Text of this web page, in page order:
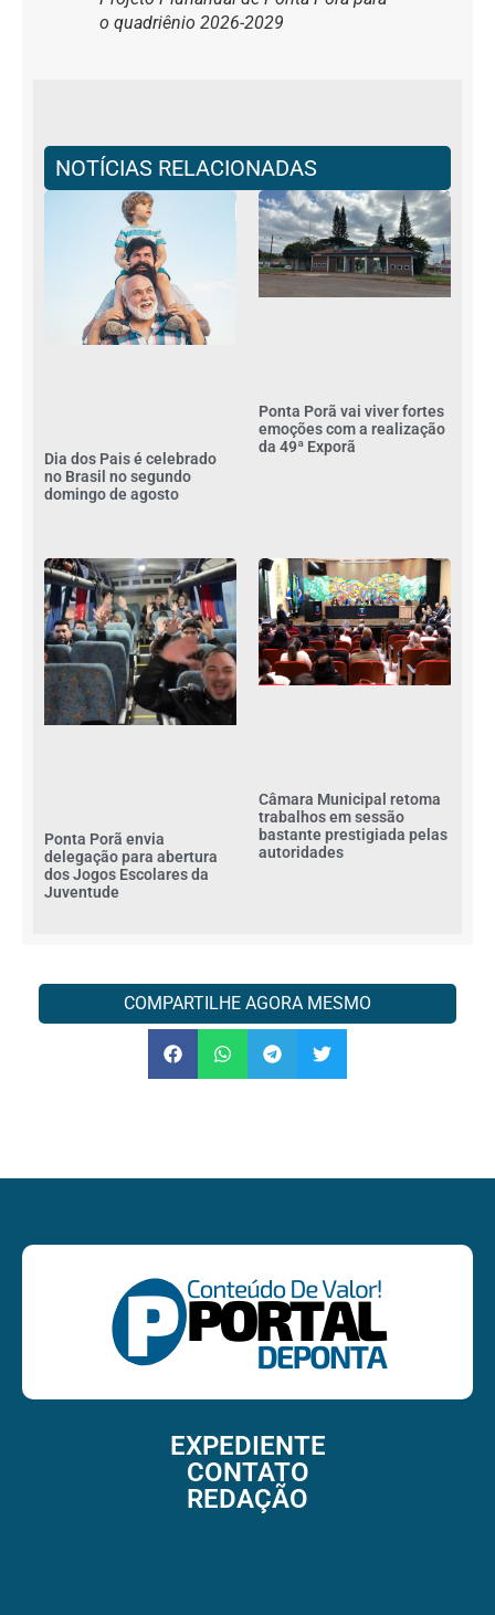
o quadriênio 2026-2029
NOTÍCIAS RELACIONADAS
Dia dos Pais é celebrado
no Brasil no segundo
domingo de agosto
Ponta Porã vai viver fortes
emoções com a realização
da 49ª Exporã
Ponta Porã envia
delegação para abertura
dos Jogos Escolares da
Juventude
Câmara Municipal retoma
trabalhos em sessão
bastante prestigiada pelas
autoridades
COMPARTILHE AGORA MESMO
EXPEDIENTE
CONTATO
REDAÇÃO